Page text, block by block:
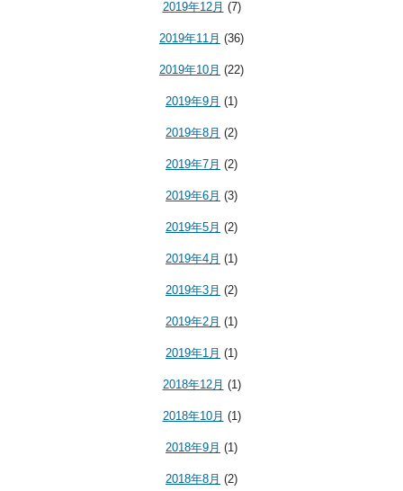
2019年12月 (7)
2019年11月 (36)
2019年10月 (22)
2019年9月 (1)
2019年8月 (2)
2019年7月 (2)
2019年6月 (3)
2019年5月 (2)
2019年4月 (1)
2019年3月 (2)
2019年2月 (1)
2019年1月 (1)
2018年12月 (1)
2018年10月 (1)
2018年9月 (1)
2018年8月 (2)